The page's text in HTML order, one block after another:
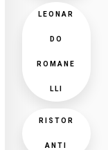
LEONAR
DO
ROMANE
LLI
RISTOR
ANTI